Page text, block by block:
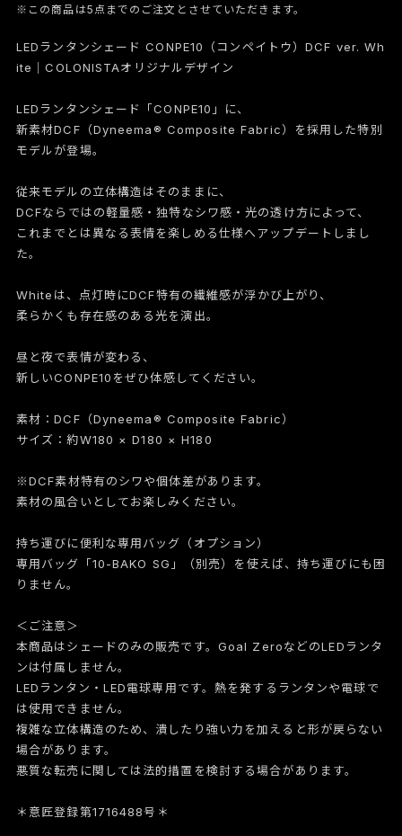
※この商品は5点までのご注文とさせていただきます。
LEDランタンシェード CONPE10（コンペイトウ）DCF ver. Wh
ite｜COLONISTAオリジナルデザイン
LEDランタンシェード「CONPE10」に、
新素材DCF（Dyneema® Composite Fabric）を採用した特別
モデルが登場。
従来モデルの立体構造はそのままに、
DCFならではの軽量感・独特なシワ感・光の透け方によって、
これまでとは異なる表情を楽しめる仕様へアップデートしまし
た。
Whiteは、点灯時にDCF特有の繊維感が浮かび上がり、
柔らかくも存在感のある光を演出。
昼と夜で表情が変わる、
新しいCONPE10をぜひ体感してください。
素材：DCF（Dyneema® Composite Fabric）
サイズ：約W180 × D180 × H180
※DCF素材特有のシワや個体差があります。
素材の風合いとしてお楽しみください。
持ち運びに便利な専用バッグ（オプション）
専用バッグ「10-BAKO SG」（別売）を使えば、持ち運びにも困
りません。
＜ご注意＞
本商品はシェードのみの販売です。Goal ZeroなどのLEDランタ
ンは付属しません。
LEDランタン・LED電球専用です。熱を発するランタンや電球で
は使用できません。
複雑な立体構造のため、潰したり強い力を加えると形が戻らない
場合があります。
悪質な転売に関しては法的措置を検討する場合があります。
＊意匠登録第1716488号＊